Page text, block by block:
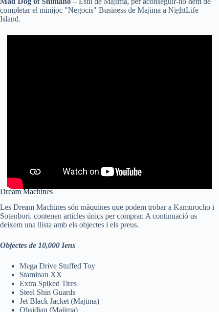
completar el minijoc "Negocis" Business de Majima a NightLife
Island.
Dream Machines
Les Dream Machines són màquines que podem trobar a Kamurocho i
Sotenbori. contenen articles únics per comprar. A continuació us
deixem una llista amb els objectes i els preus.
Objectes de 10,000 Iens
Mega Drive Stuffed Toy
Staminan XX
Extra Spiked Tires
Steel Shin Guards
Jet Black Jacket (Majima)
Obsidian (Majima)